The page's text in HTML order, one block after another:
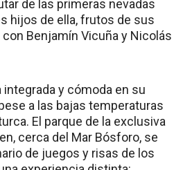
de las primeras nevadas
hijos de ella, frutos de sus
Benjamín Vicuña y Nicolás
y cómoda en su
a las bajas temperaturas
El parque de la exclusiva
cerca del Mar Bósforo, se
de juegos y risas de los